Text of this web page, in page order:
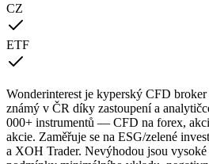
CZ
ETF
Wonderinterest je kyperský CFD
známý v ČR díky zastoupení a
000+ instrumentů — CFD na forex,
akcie. Zaměřuje se na ESG/zelené
a XOH Trader. Nevýhodou jsou vysoké